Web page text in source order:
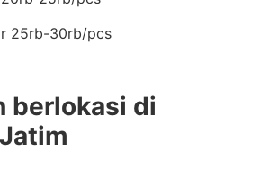
25rb-30rb/pcs
berlokasi di